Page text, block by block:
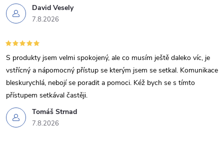
s
u
David Vesely
7.8.2026
Tomáš Strnad
7.8.2026
S produkty jsem velmi spokojený, ale co musím ještě daleko víc, je
vstřícný a nápomocný přístup se kterým jsem se setkal. Komunikace
bleskurychlá, nebojí se poradit a pomoci. Kéž bych se s tímto
přístupem setkával častěji.